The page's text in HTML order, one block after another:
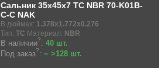
Сальник 35x45x7 TC NBR 70-K01B-
C-C NAK
В дюймах: 1.378x1.772x0.276
Тип: TC Материал: NBR
В наличии?: 40 шт.
Под заказ?: ~ >128 шт.